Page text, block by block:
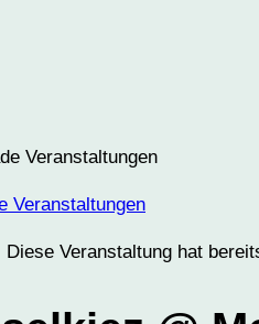
Veranstaltungen
Diese Veranstaltung hat